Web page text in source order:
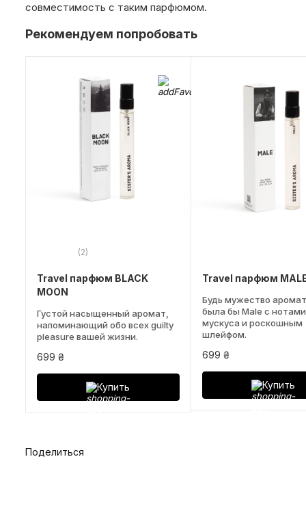
Поделиться
совместимость с таким парфюмом.
Рекомендуем попробовать
(2)
Travel парфюм BLACK
MOON
Густой насыщенный аромат,
напоминающий обо всех guilty
pleasure вашей жизни.
699 ₴
Купить
Travel парфюм
Будь мужество
была бы Male с
мускуса и роскошным
шлейфом.
699 ₴
Купить